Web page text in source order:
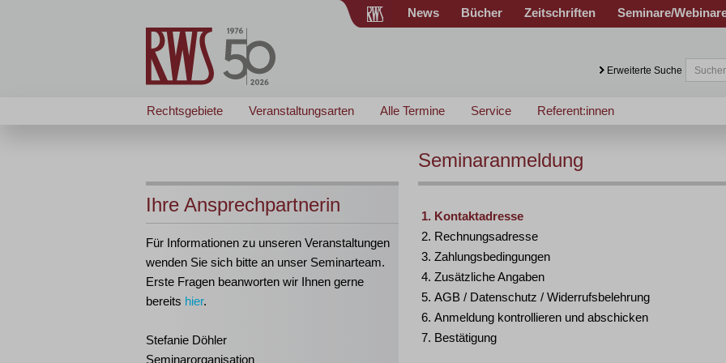
News Bücher Zeitschriften Seminare/
Erweiterte Suche
Rechtsgebiete Veranstaltungsarten Alle Termine Service Referent:innen
Ihre Ansprechpartnerin
Für Informationen zu unseren Veranstaltungen
wenden Sie sich bitte an unser Seminarteam.
Erste Fragen beanworten wir Ihnen gerne
bereits hier.
Stefanie Döhler
Seminarorganisation
Seminaranmeldung
Kontaktadresse
Rechnungsadresse
Zahlungsbedingungen
Zusätzliche Angaben
AGB / Datenschutz / Widerrufsbelehrung
Anmeldung kontrollieren und abschicken
Bestätigung